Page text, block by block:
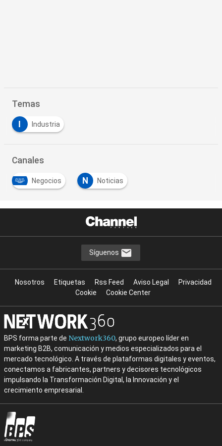
Temas
I Industria
Canales
Negocios N Noticias
Síguenos
Nosotros Etiquetas Rss Feed Aviso Legal
Privacidad
Cookie
Cookie Center
BPS forma parte de Nextwork360, grupo europeo líder en
marketing B2B, comunicación y medios especializados para el
mercado tecnológico. A través de plataformas digitales y eventos,
conectamos a fabricantes, partners y decisores tecnológicos
impulsando la Transformación Digital, la Innovación y el
crecimiento empresarial.